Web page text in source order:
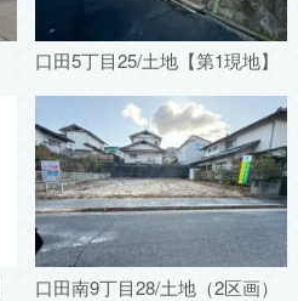
口田5丁目25/土地【第1現地】
口田南9丁目28/土地（2区画）